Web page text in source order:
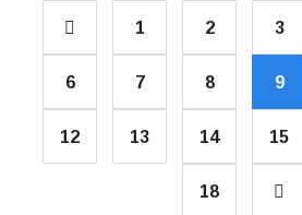
1 2 3
6 7 8 9
12 13 14 15
18